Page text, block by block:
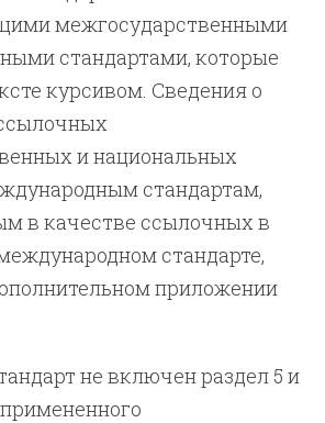
межгосударственными
стандартами, которые
курсивом. Сведения о
и национальных
стандартам,
в качестве ссылочных в
стандарте,
приложении
не включен раздел 5 и